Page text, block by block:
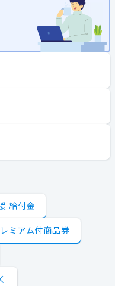
給付金
ミアム付商品券